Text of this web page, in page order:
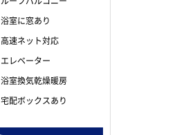
浴室に窓あり
高速ネット対応
エレベーター
浴室換気乾燥暖房
宅配ボックスあり